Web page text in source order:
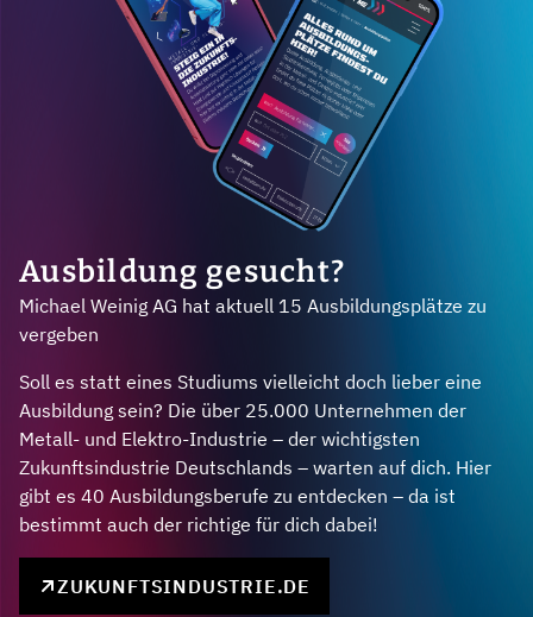
Ausbildung gesucht?
Michael Weinig AG hat aktuell 15 Ausbildungsplätze zu
vergeben
Soll es statt eines Studiums vielleicht doch lieber eine
Ausbildung sein? Die über 25.000 Unternehmen der
Metall- und Elektro-Industrie – der wichtigsten
Zukunftsindustrie Deutschlands – warten auf dich. Hier
gibt es 40 Ausbildungsberufe zu entdecken – da ist
bestimmt auch der richtige für dich dabei!
ZUKUNFTSINDUSTRIE.DE